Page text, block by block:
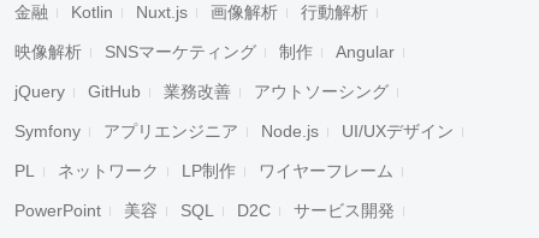
金融 Kotlin Nuxt.js 画像解析 行動解析
映像解析 SNSマーケティング 制作 Angular
jQuery GitHub 業務改善 アウトソーシング
Symfony アプリエンジニア Node.js UI/UXデザイン
PL ネットワーク LP制作 ワイヤーフレーム
PowerPoint 美容 SQL D2C サービス開発